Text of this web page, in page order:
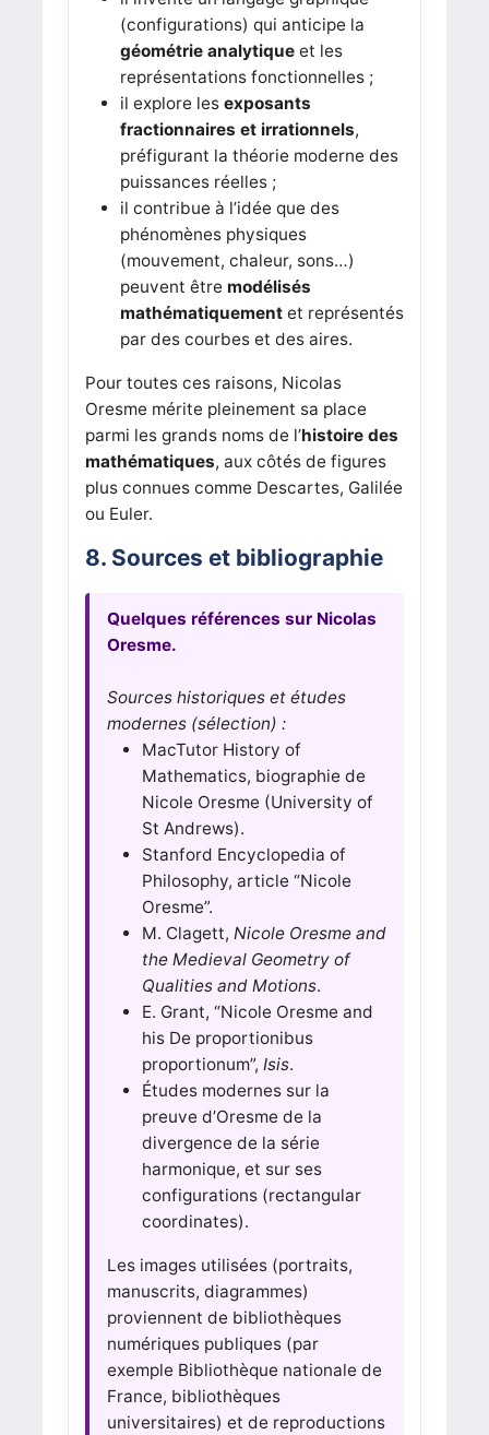
(configurations) qui anticipe la
géométrie analytiqueet les
représentations fonctionnelles ;
il explore les exposants
fractionnaires et irrationnels,
préfigurant la théorie moderne des
puissances réelles ;
il contribue à l’idée que des
phénomènes physiques
(mouvement, chaleur, sons…)
peuvent être modélisés
mathématiquementet représentés
par des courbes et des aires.
Pour toutes ces raisons, Nicolas
Oresme mérite pleinement sa place
parmi les grands noms de l’histoire des
mathématiques, aux côtés de figures
plus connues comme Descartes, Galilée
ou Euler.
8. Sources et bibliographie
Quelques références sur Nicolas
Oresme.
Sources historiques et études
modernes (sélection) :
MacTutor History of
Mathematics, biographie de
Nicole Oresme (University of
St Andrews).
Stanford Encyclopedia of
Philosophy, article “Nicole
Oresme”.
M. Clagett, Nicole Oresme and
the Medieval Geometry of
Qualities and Motions.
E. Grant, “Nicole Oresme and
his De proportionibus
proportionum”, Isis.
Études modernes sur la
preuve d’Oresme de la
divergence de la série
harmonique, et sur ses
configurations (rectangular
coordinates).
Les images utilisées (portraits,
manuscrits, diagrammes)
proviennent de bibliothèques
numériques publiques (par
exemple Bibliothèque nationale de
France, bibliothèques
universitaires) et de reproductions